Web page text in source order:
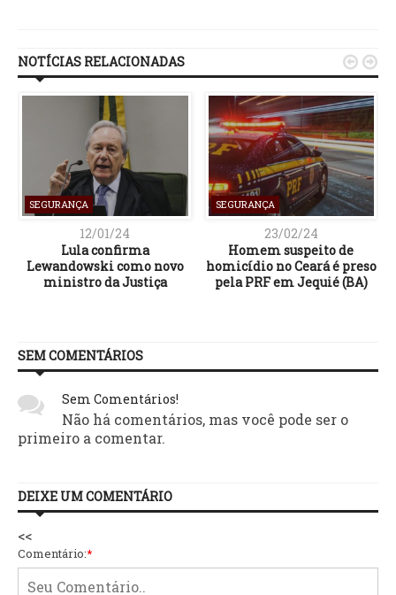
NOTÍCIAS RELACIONADAS
SEGURANÇA
12/01/24
Lula confirma
Lewandowski como novo
ministro da Justiça
SEGURANÇA
23/02/24
Homem suspeito de
homicídio no Ceará é preso
pela PRF em Jequié (BA)
 
SEM COMENTÁRIOS
Sem Comentários!
Não há comentários, mas você pode ser o
primeiro a comentar.
DEIXE UM COMENTÁRIO
<<
Comentário:*